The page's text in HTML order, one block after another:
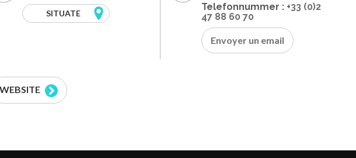
SITUATE
Telefonnummer : +33 (0)2
47 88 60 70
Envoyer un email
WEBSITE